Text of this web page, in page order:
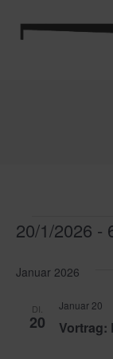
Veranstaltungen
20/1/2026 -
wählen.
Januar 2026
DI.
20 Vortrag:
Januar 20